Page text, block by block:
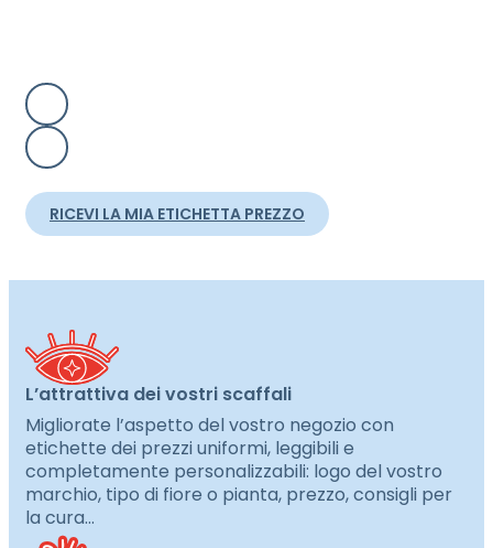
RICEVI LA MIA ETICHETTA PREZZO
L’attrattiva dei vostri scaffali
Migliorate l’aspetto del vostro negozio con
etichette dei prezzi uniformi, leggibili e
completamente personalizzabili: logo del vostro
marchio, tipo di fiore o pianta, prezzo, consigli per
la cura…